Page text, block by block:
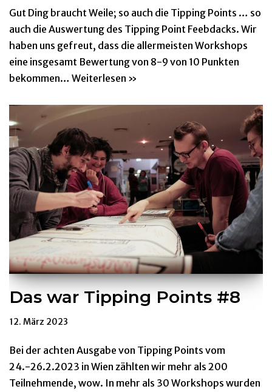
Gut Ding braucht Weile; so auch die Tipping Points … so
auch die Auswertung des Tipping Point Feebdacks. Wir
haben uns gefreut, dass die allermeisten Workshops
eine insgesamt Bewertung von 8-9 von 10 Punkten
bekommen… Weiterlesen »
Das war Tipping Points #8
12. März 2023
Bei der achten Ausgabe von Tipping Points vom
24.-26.2.2023 in Wien zählten wir mehr als 200
Teilnehmende, wow. In mehr als 30 Workshops wurden